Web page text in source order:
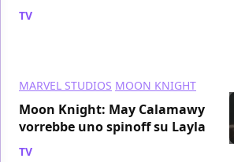
TV
MARVEL STUDIOS MOON KNIGHT
Moon Knight: May Calamawy
vorrebbe uno spinoff su Layla
TV